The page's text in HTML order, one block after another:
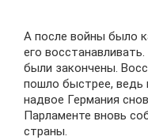
А после войны было
его
были закончены.
пошло быстрее, ведь
надвое Германия
Парламенте вновь
страны.